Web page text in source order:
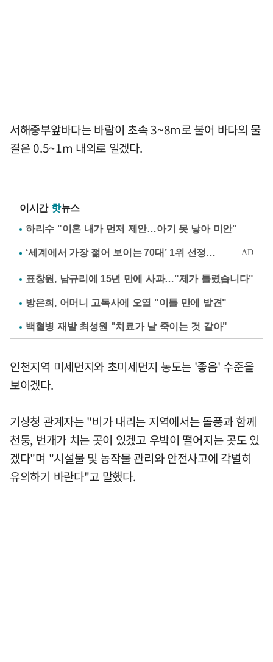
서해중부앞바다는 바람이 초속 3~8m로 불어 바다의 물
결은 0.5~1m 내외로 일겠다.
이시간 핫뉴스
하리수 "이혼 내가 먼저 제안…아기 못 낳아 미안"
표창원, 남규리에 15년 만에 사과…"제가 틀렸습니다"
방은희, 어머니 고독사에 오열 "이틀 만에 발견"
백혈병 재발 최성원 "치료가 날 죽이는 것 같아"
인천지역 미세먼지와 초미세먼지 농도는 '좋음' 수준을
보이겠다.
기상청 관계자는 "비가 내리는 지역에서는 돌풍과 함께
천둥, 번개가 치는 곳이 있겠고 우박이 떨어지는 곳도 있
겠다"며 "시설물 및 농작물 관리와 안전사고에 각별히
유의하기 바란다"고 말했다.